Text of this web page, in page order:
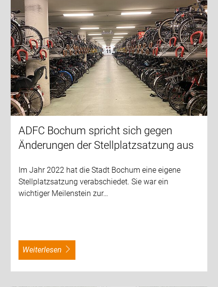
ADFC Bochum spricht sich gegen
Änderungen der Stellplatzsatzung aus
Im Jahr 2022 hat die Stadt Bochum eine eigene
Stellplatzsatzung verabschiedet. Sie war ein
wichtiger Meilenstein zur…
weiterlesen